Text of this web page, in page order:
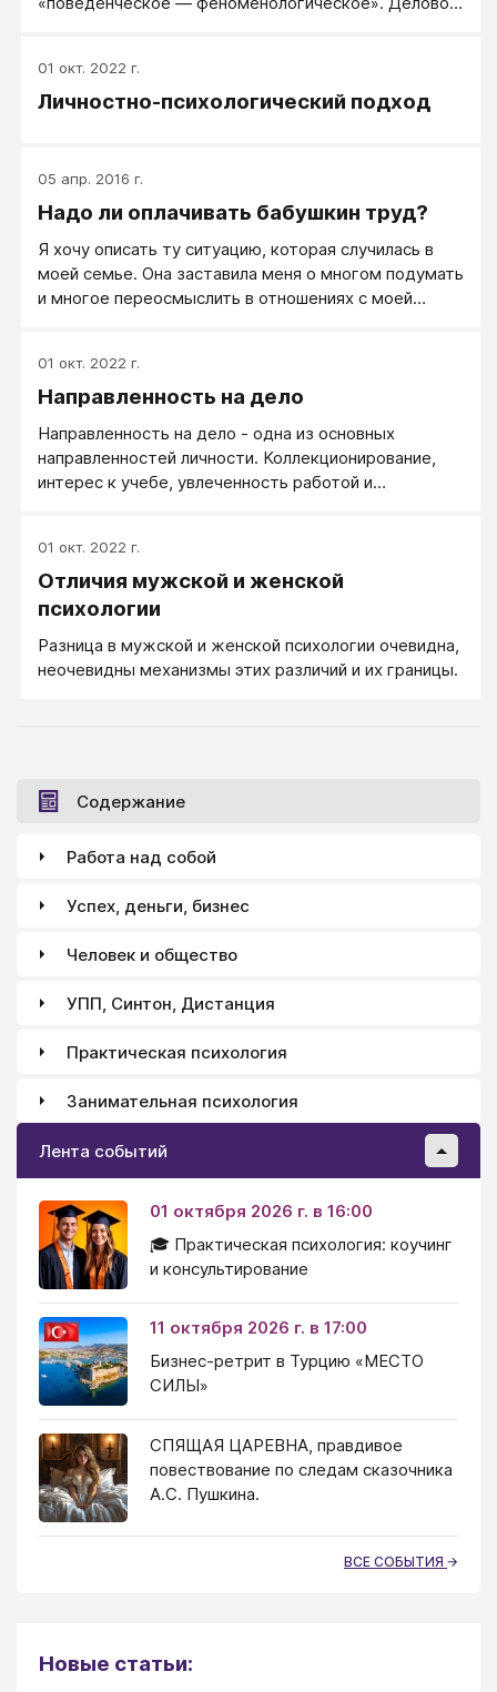
01 окт. 2022 г.
Личностно-психологический подход
05 апр. 2016 г.
Надо ли оплачивать бабушкин труд?
Я хочу описать ту ситуацию, которая случилась в
моей семье. Она заставила меня о многом подумать
и многое переосмыслить в отношениях с моей
уже 5 лет. Мама сама вызвалась помогать нам,
когда родился второй ребенок. Она переехала к нам
01 окт. 2022 г.
Направленность на дело
Направленность на дело - одна из основных
направленностей личности. Коллекционирование,
интерес к учебе, увлеченность работой и
направленности на дело очень различны. В
зависимости от уровня развития личности может
иметь разное содержание. Направленность на дело
решении рабочих проблем, выполнение работы как
можно лучше, ориентация на сотрудничество,
01 окт. 2022 г.
Отличия мужской и женской
психологии
Разница в мужской и женской психологии очевидна,
неочевидны механизмы этих различий и их границы.
Содержание
Работа над собой
Успех, деньги, бизнес
Человек и общество
УПП, Синтон, Дистанция
Практическая психология
Занимательная психология
Лента событий
01 октября 2026 г. в 16:00
🎓 Практическая психология: коучинг
и консультирование
11 октября 2026 г. в 17:00
Бизнес-ретрит в Турцию «МЕСТО
СИЛЫ»
СПЯЩАЯ ЦАРЕВНА, правдивое
повествование по следам сказочника
А.С. Пушкина.
ВСЕ СОБЫТИЯ
Новые статьи: